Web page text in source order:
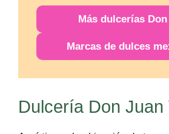
Más dulcerías
Marcas de dulces
Dulcería Don Juan